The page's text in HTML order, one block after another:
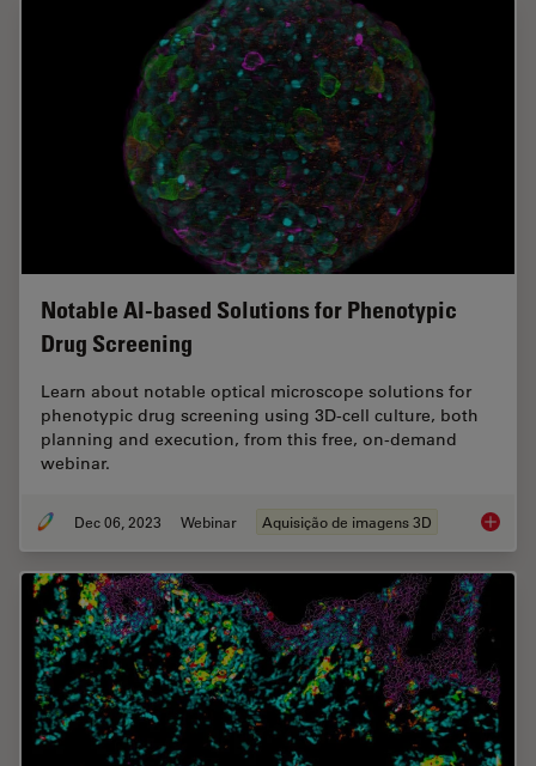
Notable AI-based Solutions for Phenotypic
Drug Screening
Learn about notable optical microscope solutions for
phenotypic drug screening using 3D-cell culture, both
planning and execution, from this free, on-demand
webinar.
Dec 06, 2023 Webinar Aquisição de imagens 3D